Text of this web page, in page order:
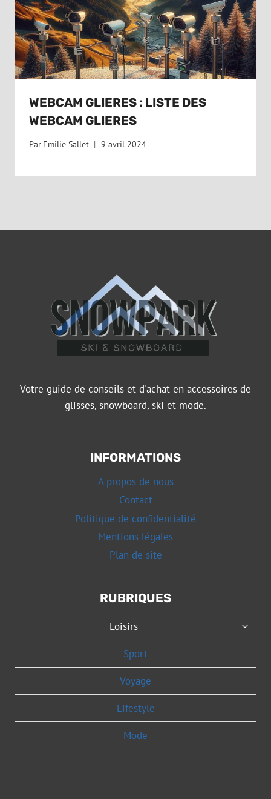
WEBCAM GLIERES : LISTE DES
WEBCAM GLIERES
Par Emilie Sallet 9 avril 2024
Votre guide de conseils et d'achat en accessoires de
glisses, snowboard, ski et mode.
INFORMATIONS
A propos de nous
Contact
Politique de confidentialité
Mentions légales
Plan de site
RUBRIQUES
Loisirs
Sport
Voyage
Lifestyle
Mode